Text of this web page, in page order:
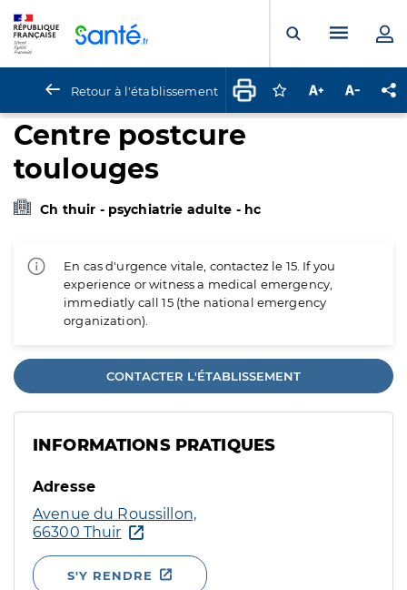
Ouvrir laMenu
Retour à l'établissement Connectez-vous
Augmenter la
Centre postcure
toulouges
Ch thuir - psychiatrie adulte - hc
En cas d'urgence vitale, contactez le 15. If you
experience or witness a medical emergency,
immediatly call 15 (the national emergency
organization).
CONTACTER L'ÉTABLISSEMENT
INFORMATIONS PRATIQUES
Adresse
Avenue du Roussillon,
66300 Thuir
S'Y RENDRE